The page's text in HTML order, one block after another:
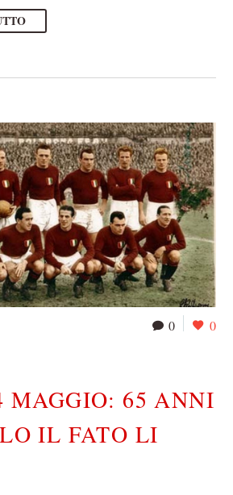
0 0
MAGGIO: 65 ANNI
IL FATO LI